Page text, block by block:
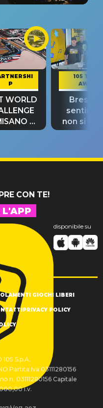
P
WORLD
si
105 TAKE
AWAY
Bresh:
non si
fino alla
CON TE!
L'APP
disponibile su
GIOCHI LIBERI
PRIVACY POLICY
S.p.A.
Partita Iva 03111280156
n. 03111280156 Capitale
i.v.